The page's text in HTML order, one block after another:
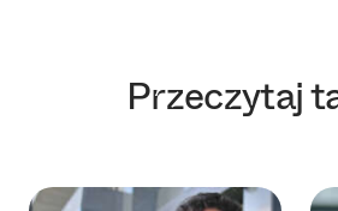
Przeczytaj